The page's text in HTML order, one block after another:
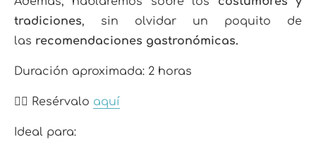
tradiciones, sin olvidar un poquito de
las recomendaciones gastronómicas.
Duración aproximada: 2 horas
👉🏼 Resérvalo aquí
Ideal para: